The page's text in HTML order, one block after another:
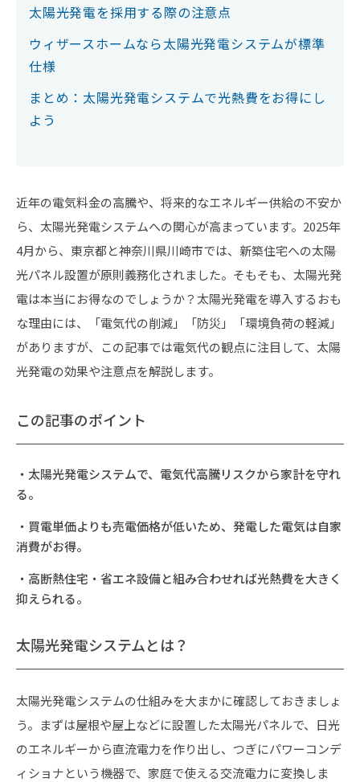
太陽光発電を採用する際の注意点
ウィザースホームなら太陽光発電システムが標準
仕様
まとめ：太陽光発電システムで光熱費をお得にし
よう
近年の電気料金の高騰や、将来的なエネルギー供給の不安か
ら、太陽光発電システムへの関心が高まっています。2025年
4月から、東京都と神奈川県川崎市では、新築住宅への太陽
光パネル設置が原則義務化されました。そもそも、太陽光発
電は本当にお得なのでしょうか？太陽光発電を導入するおも
な理由には、「電気代の削減」「防災」「環境負荷の軽減」
がありますが、この記事では電気代の観点に注目して、太陽
光発電の効果や注意点を解説します。
この記事のポイント
・太陽光発電システムで、電気代高騰リスクから家計を守れ
る。
・買電単価よりも売電価格が低いため、発電した電気は自家
消費がお得。
・高断熱住宅・省エネ設備と組み合わせれば光熱費を大きく
抑えられる。
太陽光発電システムとは？
太陽光発電システムの仕組みを大まかに確認しておきましょ
う。まずは屋根や屋上などに設置した太陽光パネルで、日光
のエネルギーから直流電力を作り出し、つぎにパワーコンデ
ィショナという機器で、家庭で使える交流電力に変換しま